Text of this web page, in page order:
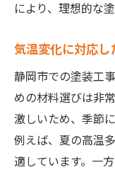
により、理想的な
気温変化に対応し
静岡市での塗装工
めの材料選びは非
激しいため、季節
例えば、夏の高温
適しています。一